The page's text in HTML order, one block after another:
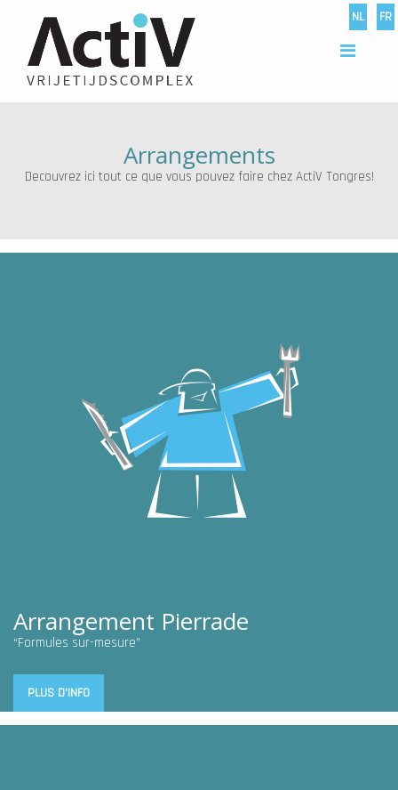
NL FR
Arrangements
Decouvrez ici tout ce que vous pouvez faire chez ActiV Tongres!
Arrangement Pierrade
“Formules sur-mesure”
PLUS D'INFO